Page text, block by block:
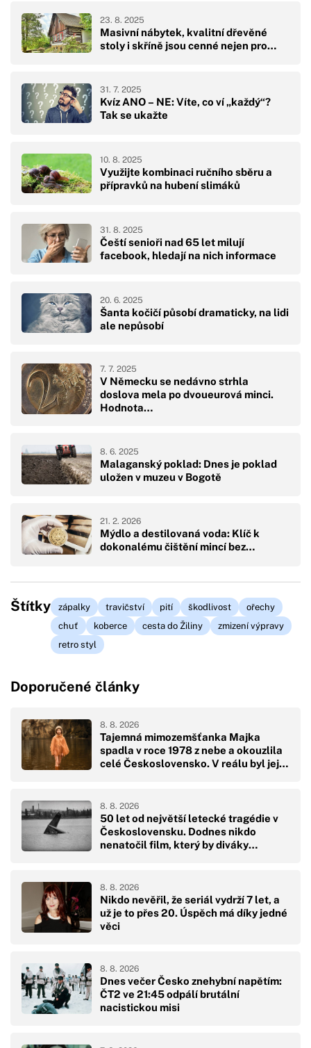
Masivní nábytek, kvalitní dřevěné
stoly i skříně jsou cenné nejen pro…
23. 8. 2025
Kvíz ANO – NE: Víte, co ví „každý“?
Tak se ukažte
31. 7. 2025
Využijte kombinaci ručního sběru a
přípravků na hubení slimáků
10. 8. 2025
Čeští senioři nad 65 let milují
facebook, hledají na nich informace
31. 8. 2025
Šanta kočičí působí dramaticky, na lidi
ale nepůsobí
20. 6. 2025
V Německu se nedávno strhla
doslova mela po dvoueurová minci.
Hodnota…
7. 7. 2025
Malaganský poklad: Dnes je poklad
uložen v muzeu v Bogotě
8. 6. 2025
Mýdlo a destilovaná voda: Klíč k
dokonalému čištění mincí bez…
21. 2. 2026
Štítky zápalky travičství pití škodlivost
ořechy
chuť
koberce cesta do Žiliny
zmizení výpravy
retro styl
Doporučené články
Tajemná mimozemšťanka Majka
spadla v roce 1978 z nebe a okouzlila
celé Československo. V reálu byl její
8. 8. 2026
50 let od největší letecké tragédie v
Československu. Dodnes nikdo
nenatočil film, který by diváky
8. 8. 2026
Nikdo nevěřil, že seriál vydrží 7 let, a
už je to přes 20. Úspěch má díky jedné
věci
8. 8. 2026
Dnes večer Česko znehybní napětím:
ČT2 ve 21:45 odpálí brutální
nacistickou misi
8. 8. 2026